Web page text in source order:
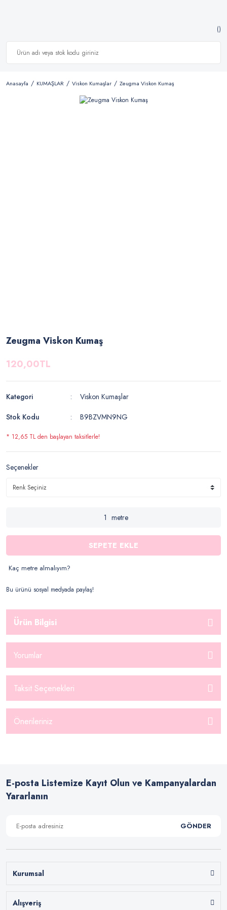
Anasayfa KUMAŞLAR Viskon Kumaşlar Zeugma Viskon Kumaş
Zeugma Viskon Kumaş
120,00TL
Kategori
Viskon Kumaşlar
Stok Kodu
B9BZVMN9NG
* 12,65 TL den başlayan taksitlerle!
Seçenekler
metre
SEPETE EKLE
Kaç metre almalıyım?
Bu ürünü sosyal medyada paylaş!
Ürün Bilgisi
Yorumlar
Taksit Seçenekleri
Önerileriniz
E-posta Listemize Kayıt Olun ve Kampanyalardan
Yararlanın
GÖNDER
Kurumsal
Alışveriş